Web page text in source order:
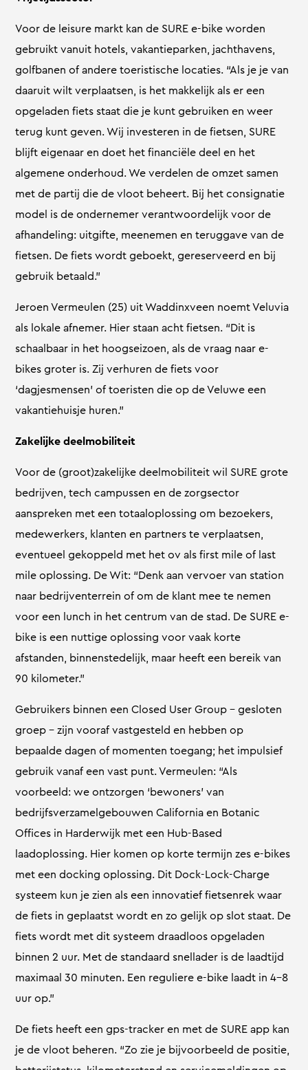
Voor de leisure markt kan de SURE e-bike worden
gebruikt vanuit hotels, vakantieparken, jachthavens,
golfbanen of andere toeristische locaties. “Als je je van
daaruit wilt verplaatsen, is het makkelijk als er een
opgeladen fiets staat die je kunt gebruiken en weer
terug kunt geven. Wij investeren in de fietsen, SURE
blijft eigenaar en doet het financiële deel en het
algemene onderhoud. We verdelen de omzet samen
met de partij die de vloot beheert. Bij het consignatie
model is de ondernemer verantwoordelijk voor de
afhandeling: uitgifte, meenemen en teruggave van de
fietsen. De fiets wordt geboekt, gereserveerd en bij
gebruik betaald.”
Jeroen Vermeulen (25) uit Waddinxveen noemt Veluvia
als lokale afnemer. Hier staan acht fietsen. “Dit is
schaalbaar in het hoogseizoen, als de vraag naar e-
bikes groter is. Zij verhuren de fiets voor
‘dagjesmensen’ of toeristen die op de Veluwe een
vakantiehuisje huren.”
Zakelijke deelmobiliteit
Voor de (groot)zakelijke deelmobiliteit wil SURE grote
bedrijven, tech campussen en de zorgsector
aanspreken met een totaaloplossing om bezoekers,
medewerkers, klanten en partners te verplaatsen,
eventueel gekoppeld met het ov als first mile of last
mile oplossing. De Wit: “Denk aan vervoer van station
naar bedrijventerrein of om de klant mee te nemen
voor een lunch in het centrum van de stad. De SURE e-
bike is een nuttige oplossing voor vaak korte
afstanden, binnenstedelijk, maar heeft een bereik van
90 kilometer.”
Gebruikers binnen een Closed User Group – gesloten
groep – zijn vooraf vastgesteld en hebben op
bepaalde dagen of momenten toegang; het impulsief
gebruik vanaf een vast punt. Vermeulen: “Als
voorbeeld: we ontzorgen ‘bewoners’ van
bedrijfsverzamelgebouwen California en Botanic
Offices in Harderwijk met een Hub-Based
laadoplossing. Hier komen op korte termijn zes e-bikes
met een docking oplossing. Dit Dock-Lock-Charge
systeem kun je zien als een innovatief fietsenrek waar
de fiets in geplaatst wordt en zo gelijk op slot staat. De
fiets wordt met dit systeem draadloos opgeladen
binnen 2 uur. Met de standaard snellader is de laadtijd
maximaal 30 minuten. Een reguliere e-bike laadt in 4-8
uur op.”
De fiets heeft een gps-tracker en met de SURE app kan
je de vloot beheren. “Zo zie je bijvoorbeeld de positie,